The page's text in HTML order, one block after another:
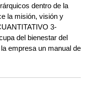
dentro de la
la misión, visión y
3-
del bienestar del
empresa un manual de